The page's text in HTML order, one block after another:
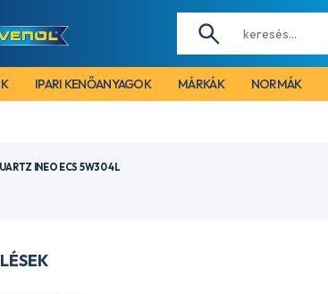
IPARI KENŐANYAGOK MÁRKÁK NORMÁK
INEO ECS 5W30 4L